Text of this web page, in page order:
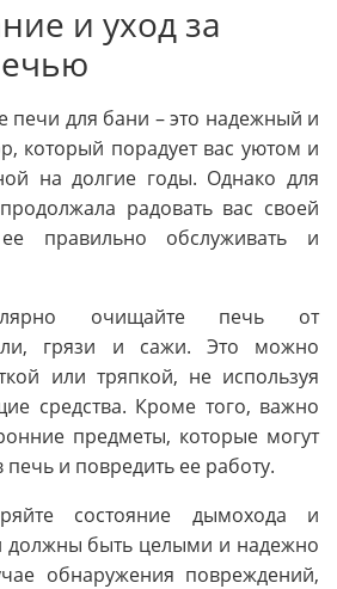
и уход за
печи для бани – это надежный и
который порадует вас уютом и
на долгие годы. Однако для
радовать вас своей
правильно обслуживать и
очищайте печь от
грязи и сажи. Это можно
или тряпкой, не используя
средства. Кроме того, важно
предметы, которые могут
печь и повредить ее работу.
состояние дымохода и
должны быть целыми и надежно
обнаружения повреждений,